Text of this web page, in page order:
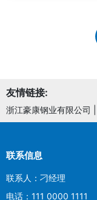
友情链接:
浙江豪康钢业有限公司
联系信息
联系人：刁经理
电话：111 0000 1111